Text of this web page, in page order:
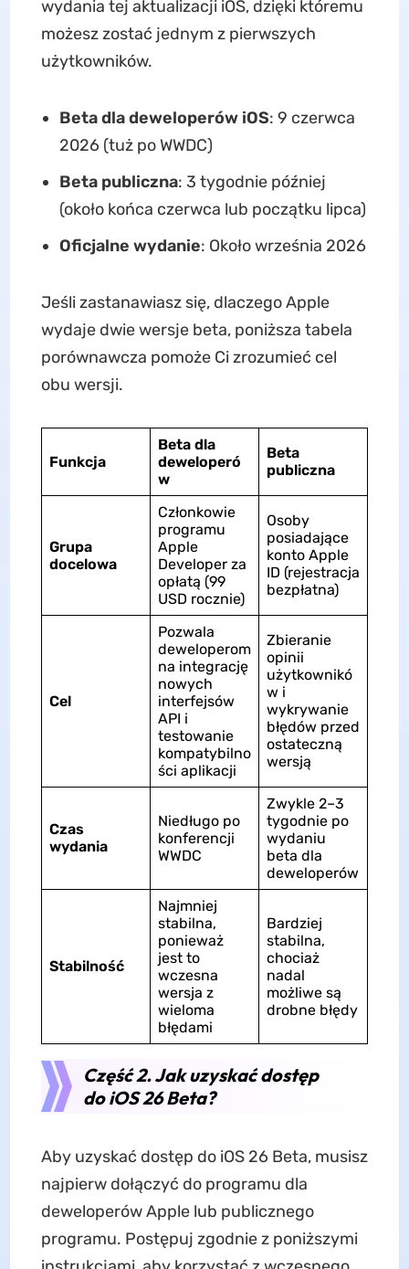
wydania tej aktualizacji iOS, dzięki któremu
możesz zostać jednym z pierwszych
użytkowników.
Beta dla deweloperów iOS: 9 czerwca
2026 (tuż po WWDC)
Beta publiczna: 3 tygodnie później
(około końca czerwca lub początku lipca)
Oficjalne wydanie: Około września 2026
Jeśli zastanawiasz się, dlaczego Apple
wydaje dwie wersje beta, poniższa tabela
porównawcza pomoże Ci zrozumieć cel
obu wersji.
Funkcja
Beta dla
deweloperó
w
Beta
publiczna
Grupa
docelowa
Członkowie
programu
Apple
Developer za
opłatą (99
USD rocznie)
Osoby
posiadające
konto Apple
ID (rejestracja
bezpłatna)
Cel
Pozwala
deweloperom
na integrację
nowych
interfejsów
API i
testowanie
kompatybilno
ści aplikacji
Zbieranie
opinii
użytkownikó
w i
wykrywanie
błędów przed
ostateczną
wersją
Czas
wydania
Niedługo po
konferencji
WWDC
Zwykle 2–3
tygodnie po
wydaniu
beta dla
deweloperów
Stabilność
Najmniej
stabilna,
ponieważ
jest to
wczesna
wersja z
wieloma
błędami
Bardziej
stabilna,
chociaż
nadal
możliwe są
drobne błędy
Część 2. Jak uzyskać dostęp
do iOS 26 Beta?
Aby uzyskać dostęp do iOS 26 Beta, musisz
najpierw dołączyć do programu dla
deweloperów Apple lub publicznego
programu. Postępuj zgodnie z poniższymi